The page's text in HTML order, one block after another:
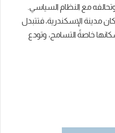
مع النظام السياسي.
مدينة الإسكندرية، فتتبدل
خاصةً التسامح، وتودع